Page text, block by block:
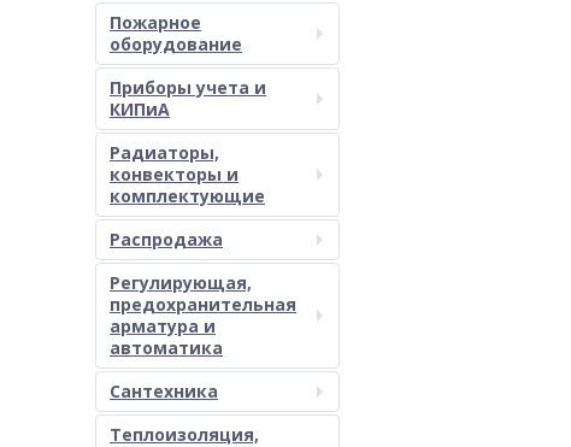
Пожарное
оборудование
Приборы учета и
КИПиА
Радиаторы,
конвекторы и
комплектующие
Распродажа
Регулирующая,
предохранительная
арматура и
автоматика
Сантехника
Теплоизоляция,